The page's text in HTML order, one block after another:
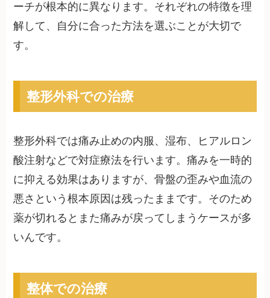
ーチが根本的に異なります。それぞれの特徴を理
解して、自分に合った方法を選ぶことが大切で
す。
整形外科での治療
整形外科では痛み止めの内服、湿布、ヒアルロン
酸注射などで対症療法を行います。痛みを一時的
に抑える効果はありますが、骨盤の歪みや血流の
悪さという根本原因は残ったままです。そのため
薬が切れるとまた痛みが戻ってしまうケースが多
いんです。
整体での治療